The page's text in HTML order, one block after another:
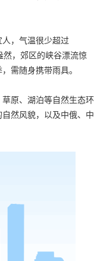
，气温很少超过
，郊区的峡谷漂流惊
需随身携带雨具。
原、湖泊等自然生态环
然风貌，以及中俄、中